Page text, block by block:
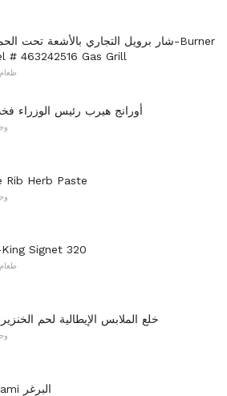
# 463242516 Gas Grill
أورانج هيرب رئيس الوزراء
Rib Herb Paste
Signet 320
خلع الملابس الإيطالية لحم
Pastrami البرغر